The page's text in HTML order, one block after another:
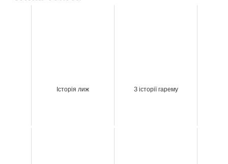
Історія лиж З історії гарему